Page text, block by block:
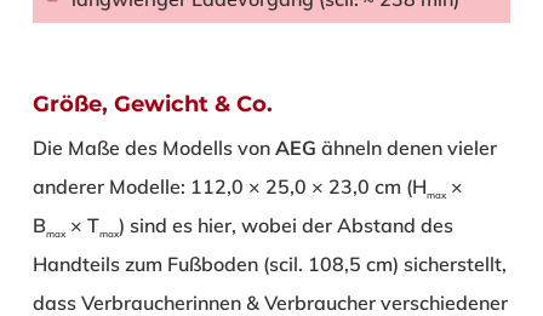
Größe, Gewicht & Co.
Die Maße des Modells von AEG ähneln denen vieler
anderer Modelle: 112,0 × 25,0 × 23,0 cm (Hmax ×
Bmax × Tmax) sind es hier, wobei der Abstand des
Handteils zum Fußboden (scil. 108,5 cm) sicherstellt,
dass Verbraucherinnen & Verbraucher verschiedener